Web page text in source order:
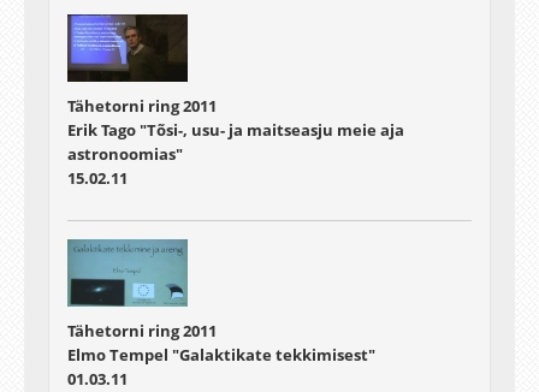
Tähetorni ring 2011
Erik Tago "Tõsi-, usu- ja maitseasju meie aja
astronoomias"
15.02.11
Tähetorni ring 2011
Elmo Tempel "Galaktikate tekkimisest"
01.03.11